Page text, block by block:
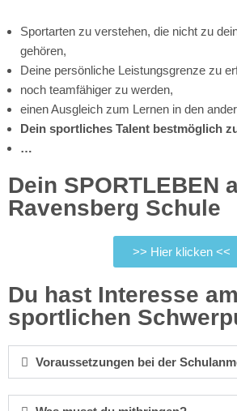
Sportarten zu verstehen, die nicht zu
gehören,
Deine persönliche Leistungsgrenze zu
noch teamfähiger zu werden,
einen Ausgleich zum Lernen in den
Dein sportliches Talent bestmöglich
…
Dein SPORTLEBEN
Ravensberg Schule
>> Hier klicken <<
Du hast Interesse am
sportlichen
Voraussetzungen bei der